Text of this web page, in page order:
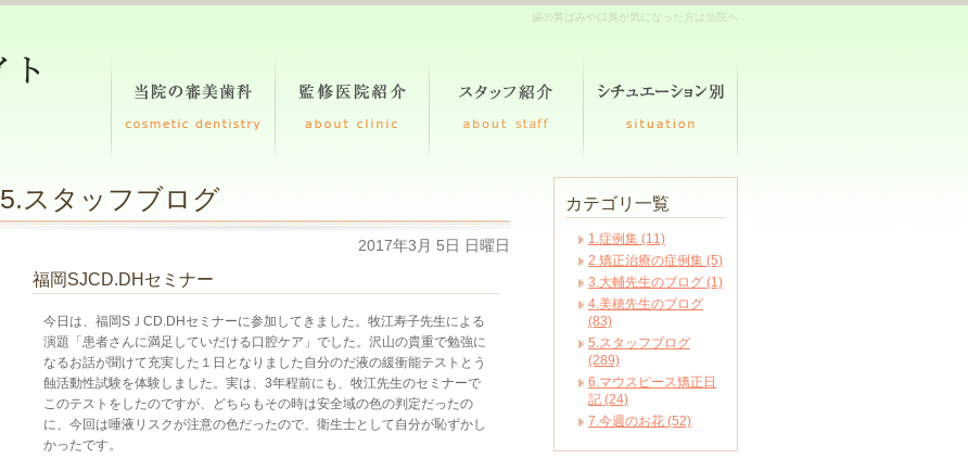
歯の黄ばみや口臭が気になった方は当院へ
5.スタッフブログ
2017年3月 5日 日曜日
福岡SJCD.DHセミナー
今日は、福岡SＪCD.DHセミナーに参加してきました。牧江寿子先生による
演題「患者さんに満足していだける口腔ケア」でした。沢山の貴重で勉強に
なるお話が聞けて充実した１日となりました自分のだ液の緩衝能テストとう
蝕活動性試験を体験しました。実は、3年程前にも、牧江先生のセミナーで
このテストをしたのですが、どちらもその時は安全域の色の判定だったの
に、今回は唾液リスクが注意の色だったので、衛生士として自分が恥ずかし
かったです。
カテゴリ一覧
1.症例集 (11)
2.矯正治療の症例集 (5)
3.大輔先生のブログ (1)
4.美穂先生のブログ
(83)
5.スタッフブログ
(289)
6.マウスピース矯正日
記 (24)
7.今週のお花 (52)